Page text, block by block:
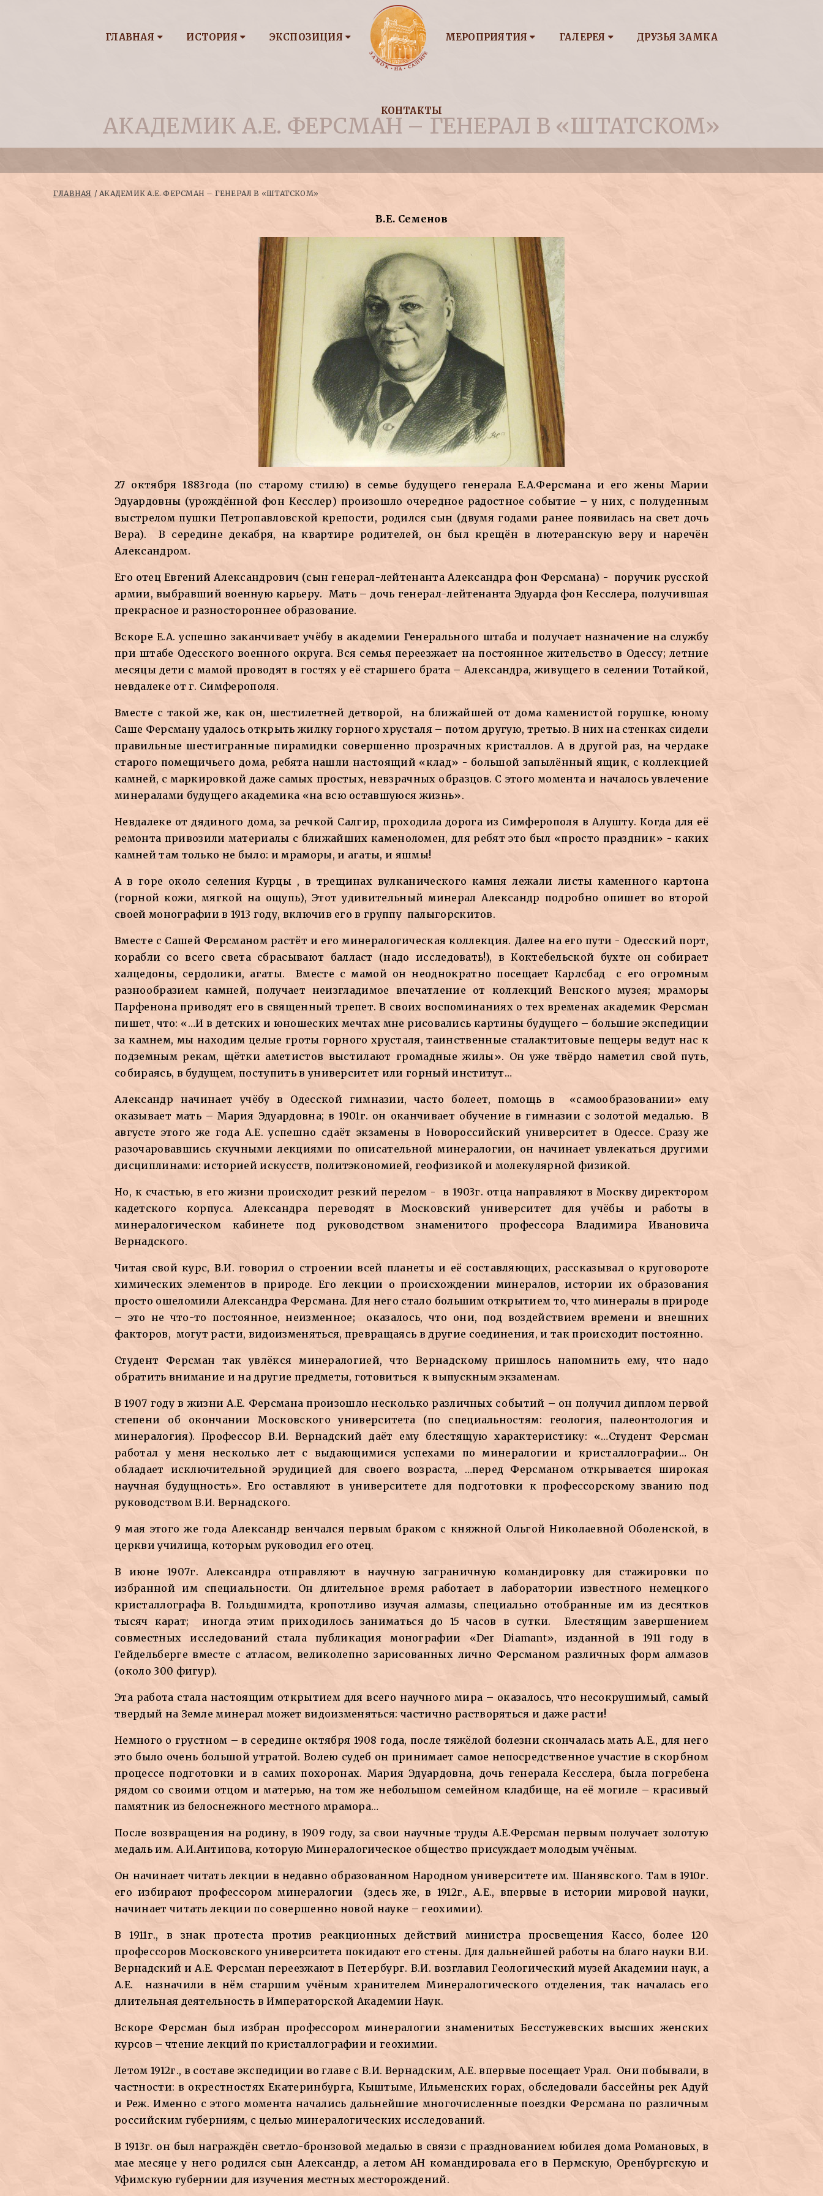
ГЛАВНАЯ ИСТОРИЯ ЭКСПОЗИЦИЯ МЕРОПРИЯТИЯ ГАЛЕРЕЯ ДРУЗЬЯ ЗАМКА
КОНТАКТЫ
АКАДЕМИК А.Е. ФЕРСМАН – ГЕНЕРАЛ В «ШТАТСКОМ»
ГЛАВНАЯ АКАДЕМИК А.Е. ФЕРСМАН – ГЕНЕРАЛ В «ШТАТСКОМ»
В.Е. Семенов
27 октября 1883года (по старому стилю) в семье будущего генерала Е.А.Ферсмана и его жены Марии
Эдуардовны (урождённой фон Кесслер) произошло очередное радостное событие – у них, с полуденным
выстрелом пушки Петропавловской крепости, родился сын (двумя годами ранее появилась на свет дочь
Вера). В середине декабря, на квартире родителей, он был крещён в лютеранскую веру и наречён
Александром.
Его отец Евгений Александрович (сын генерал-лейтенанта Александра фон Ферсмана) - поручик русской
армии, выбравший военную карьеру. Мать – дочь генерал-лейтенанта Эдуарда фон Кесслера, получившая
прекрасное и разностороннее образование.
Вскоре Е.А. успешно заканчивает учёбу в академии Генерального штаба и получает назначение на службу
при штабе Одесского военного округа. Вся семья переезжает на постоянное жительство в Одессу; летние
месяцы дети с мамой проводят в гостях у её старшего брата – Александра, живущего в селении Тотайкой,
невдалеке от г. Симферополя.
Вместе с такой же, как он, шестилетней детворой, на ближайшей от дома каменистой горушке, юному
Саше Ферсману удалось открыть жилку горного хрусталя – потом другую, третью. В них на стенках сидели
правильные шестигранные пирамидки совершенно прозрачных кристаллов. А в другой раз, на чердаке
старого помещичьего дома, ребята нашли настоящий «клад» - большой запылённый ящик, с коллекцией
камней, с маркировкой даже самых простых, невзрачных образцов. С этого момента и началось увлечение
минералами будущего академика «на всю оставшуюся жизнь».
Невдалеке от дядиного дома, за речкой Салгир, проходила дорога из Симферополя в Алушту. Когда для её
ремонта привозили материалы с ближайших каменоломен, для ребят это был «просто праздник» - каких
камней там только не было: и мраморы, и агаты, и яшмы!
А в горе около селения Курцы , в трещинах вулканического камня лежали листы каменного картона
(горной кожи, мягкой на ощупь), Этот удивительный минерал Александр подробно опишет во второй
своей монографии в 1913 году, включив его в группу палыгорскитов.
Вместе с Сашей Ферсманом растёт и его минералогическая коллекция. Далее на его пути - Одесский порт,
корабли со всего света сбрасывают балласт (надо исследовать!), в Коктебельской бухте он собирает
халцедоны, сердолики, агаты. Вместе с мамой он неоднократно посещает Карлсбад с его огромным
разнообразием камней, получает неизгладимое впечатление от коллекций Венского музея; мраморы
Парфенона приводят его в священный трепет. В своих воспоминаниях о тех временах академик Ферсман
пишет, что: «…И в детских и юношеских мечтах мне рисовались картины будущего – большие экспедиции
за камнем, мы находим целые гроты горного хрусталя, таинственные сталактитовые пещеры ведут нас к
подземным рекам, щётки аметистов выстилают громадные жилы». Он уже твёрдо наметил свой путь,
собираясь, в будущем, поступить в университет или горный институт…
Александр начинает учёбу в Одесской гимназии, часто болеет, помощь в «самообразовании» ему
оказывает мать – Мария Эдуардовна; в 1901г. он оканчивает обучение в гимназии с золотой медалью. В
августе этого же года А.Е. успешно сдаёт экзамены в Новороссийский университет в Одессе. Сразу же
разочаровавшись скучными лекциями по описательной минералогии, он начинает увлекаться другими
дисциплинами: историей искусств, политэкономией, геофизикой и молекулярной физикой.
Но, к счастью, в его жизни происходит резкий перелом - в 1903г. отца направляют в Москву директором
кадетского корпуса. Александра переводят в Московский университет для учёбы и работы в
минералогическом кабинете под руководством знаменитого профессора Владимира Ивановича
Вернадского.
Читая свой курс, В.И. говорил о строении всей планеты и её составляющих, рассказывал о круговороте
химических элементов в природе. Его лекции о происхождении минералов, истории их образования
просто ошеломили Александра Ферсмана. Для него стало большим открытием то, что минералы в природе
– это не что-то постоянное, неизменное; оказалось, что они, под воздействием времени и внешних
факторов, могут расти, видоизменяться, превращаясь в другие соединения, и так происходит постоянно.
Студент Ферсман так увлёкся минералогией, что Вернадскому пришлось напомнить ему, что надо
обратить внимание и на другие предметы, готовиться к выпускным экзаменам.
В 1907 году в жизни А.Е. Ферсмана произошло несколько различных событий – он получил диплом первой
степени об окончании Московского университета (по специальностям: геология, палеонтология и
минералогия). Профессор В.И. Вернадский даёт ему блестящую характеристику: «…Студент Ферсман
работал у меня несколько лет с выдающимися успехами по минералогии и кристаллографии… Он
обладает исключительной эрудицией для своего возраста, …перед Ферсманом открывается широкая
научная будущность». Его оставляют в университете для подготовки к профессорскому званию под
руководством В.И. Вернадского.
9 мая этого же года Александр венчался первым браком с княжной Ольгой Николаевной Оболенской, в
церкви училища, которым руководил его отец.
В июне 1907г. Александра отправляют в научную заграничную командировку для стажировки по
избранной им специальности. Он длительное время работает в лаборатории известного немецкого
кристаллографа В. Гольдшмидта, кропотливо изучая алмазы, специально отобранные им из десятков
тысяч карат; иногда этим приходилось заниматься до 15 часов в сутки. Блестящим завершением
совместных исследований стала публикация монографии «Der Diamant», изданной в 1911 году в
Гейдельберге вместе с атласом, великолепно зарисованных лично Ферсманом различных форм алмазов
(около 300 фигур).
Эта работа стала настоящим открытием для всего научного мира – оказалось, что несокрушимый, самый
твердый на Земле минерал может видоизменяться: частично растворяться и даже расти!
Немного о грустном – в середине октября 1908 года, после тяжёлой болезни скончалась мать А.Е., для него
это было очень большой утратой. Волею судеб он принимает самое непосредственное участие в скорбном
процессе подготовки и в самих похоронах. Мария Эдуардовна, дочь генерала Кесслера, была погребена
рядом со своими отцом и матерью, на том же небольшом семейном кладбище, на её могиле – красивый
памятник из белоснежного местного мрамора…
После возвращения на родину, в 1909 году, за свои научные труды А.Е.Ферсман первым получает золотую
медаль им. А.И.Антипова, которую Минералогическое общество присуждает молодым учёным.
Он начинает читать лекции в недавно образованном Народном университете им. Шанявского. Там в 1910г.
его избирают профессором минералогии (здесь же, в 1912г., А.Е., впервые в истории мировой науки,
начинает читать лекции по совершенно новой науке – геохимии).
В 1911г., в знак протеста против реакционных действий министра просвещения Кассо, более 120
профессоров Московского университета покидают его стены. Для дальнейшей работы на благо науки В.И.
Вернадский и А.Е. Ферсман переезжают в Петербург. В.И. возглавил Геологический музей Академии наук, а
А.Е. назначили в нём старшим учёным хранителем Минералогического отделения, так началась его
длительная деятельность в Императорской Академии Наук.
Вскоре Ферсман был избран профессором минералогии знаменитых Бесстужевских высших женских
курсов – чтение лекций по кристаллографии и геохимии.
Летом 1912г., в составе экспедиции во главе с В.И. Вернадским, А.Е. впервые посещает Урал. Они побывали, в
частности: в окрестностях Екатеринбурга, Кыштыме, Ильменских горах, обследовали бассейны рек Адуй
и Реж. Именно с этого момента начались дальнейшие многочисленные поездки Ферсмана по различным
российским губерниям, с целью минералогических исследований.
В 1913г. он был награждён светло-бронзовой медалью в связи с празднованием юбилея дома Романовых, в
мае месяце у него родился сын Александр, а летом АН командировала его в Пермскую, Оренбургскую и
Уфимскую губернии для изучения местных месторождений.